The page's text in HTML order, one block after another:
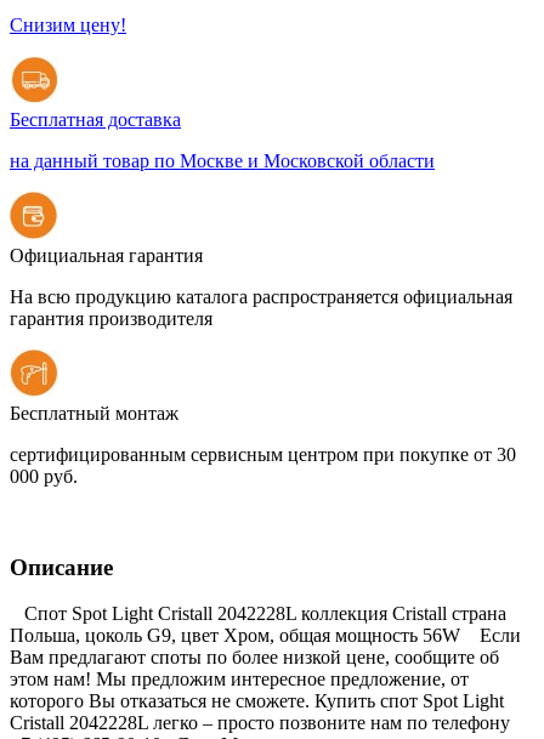
Снизим цену!
Бесплатная доставка
на данный товар по Москве и Московской области
Официальная гарантия
На всю продукцию каталога распространяется официальная
гарантия производителя
Бесплатный монтаж
сертифицированным сервисным центром при покупке от 30
000 руб.
Описание
Спот Spot Light Cristall 2042228L коллекция Cristall страна
Польша, цоколь G9, цвет Хром, общая мощность 56W Если
Вам предлагают споты по более низкой цене, сообщите об
этом нам! Мы предложим интересное предложение, от
которого Вы отказаться не сможете. Купить спот Spot Light
Cristall 2042228L легко – просто позвоните нам по телефону